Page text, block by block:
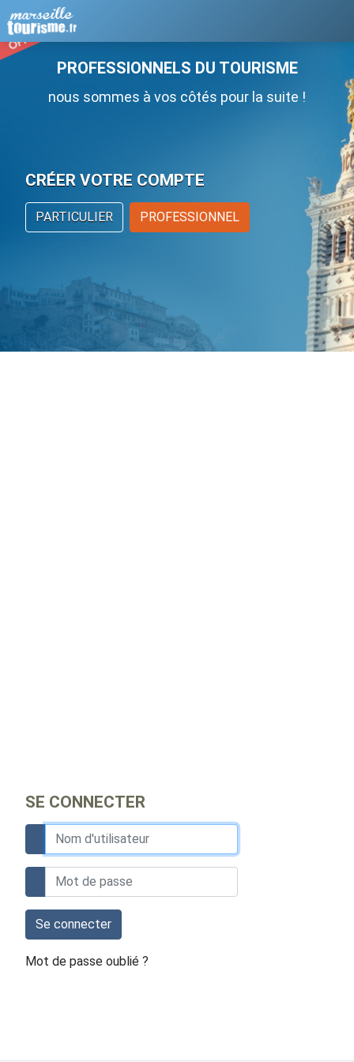
PROFESSIONNELS DU TOURISME
nous sommes à vos côtés pour la suite !
CRÉER VOTRE COMPTE
PARTICULIER PROFESSIONNEL
SE CONNECTER
Se connecter
Mot de passe oublié ?